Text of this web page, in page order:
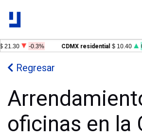
21.30 -0.3% CDMX residential $ 10.40
Regresar
oficinas en la